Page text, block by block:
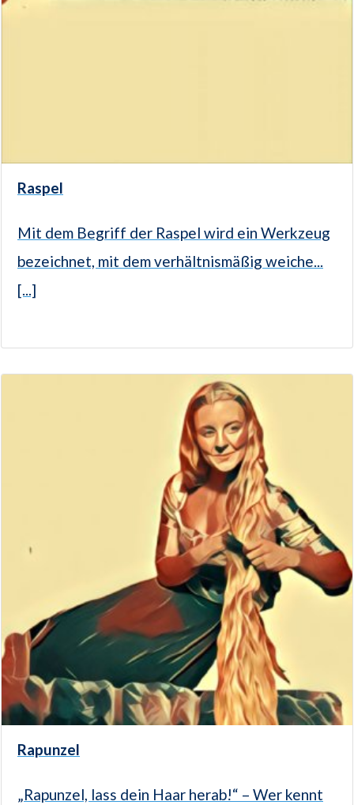
Raspel
Mit dem Begriff der Raspel wird ein Werkzeug
bezeichnet, mit dem verhältnismäßig weiche...
[...]
Rapunzel
„Rapunzel, lass dein Haar herab!“ – Wer kennt